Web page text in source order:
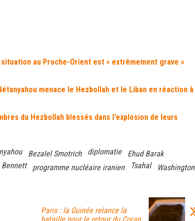
au Proche-Orient est « extrêmement grave »
menace le Hezbollah et le Liban en réaction à
du Hezbollah blessés dans l’explosion de leurs
Bezalel Smotrich diplomatie
Ehud Barak
programme nucléaire iranien Tsahal
Washington
Paris : la Guinée relance la